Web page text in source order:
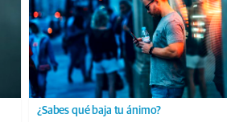
¿Sabes qué baja tu ánimo?